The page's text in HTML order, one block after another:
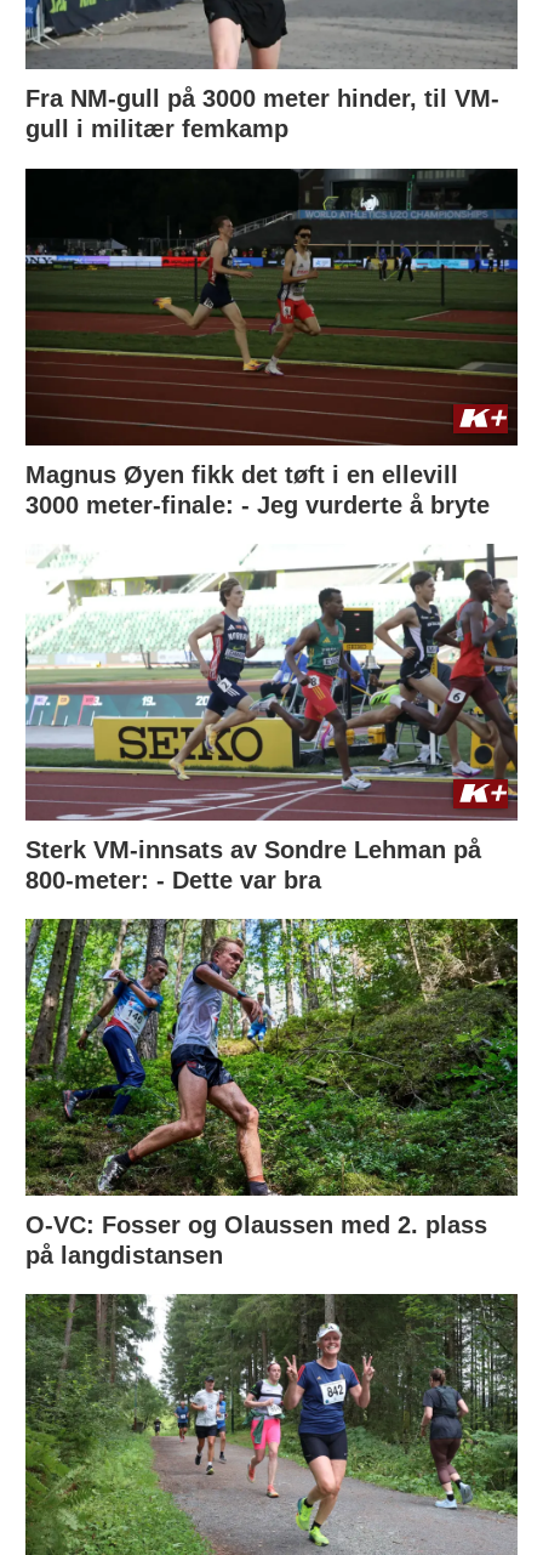
Fra NM-gull på 3000 meter hinder, til VM-
gull i militær femkamp
Magnus Øyen fikk det tøft i en ellevill
3000 meter-finale: - Jeg vurderte å bryte
Sterk VM-innsats av Sondre Lehman på
800-meter: - Dette var bra
O-VC: Fosser og Olaussen med 2. plass
på langdistansen